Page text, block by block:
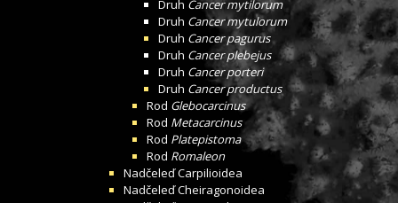
Druh Cancer mytilorum
Druh Cancer mytulorum
Druh Cancer pagurus
Druh Cancer plebejus
Druh Cancer porteri
Druh Cancer productus
Rod Glebocarcinus
Rod Metacarcinus
Rod Platepistoma
Rod Romaleon
NadčeleďCarpilioidea
NadčeleďCheiragonoidea